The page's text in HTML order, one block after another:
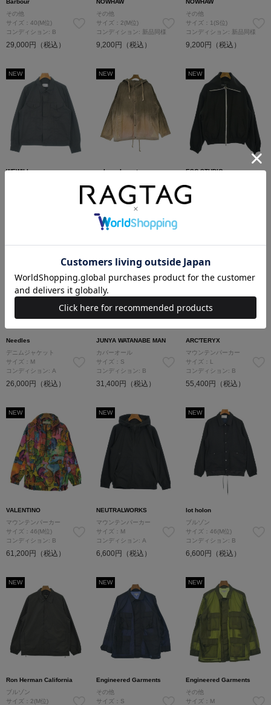
Barbour
その他
サイズ：40(M位)
コンディション: B
29,000円（税込）
NOWHAW
その他
サイズ：2(M位)
コンディション: 新品同様
9,200円（税込）
NOWHAW
その他
サイズ：1(S位)
コンディション: 新品同様
9,200円（税込）
NEW
WEWILL
NEW
yoko sakamoto
サイズ：L
コンディション: B
26,000円（税込）
NEW
ESC STUDIO
コンディション: B
Needles
デニムジャケット
サイズ：M
コンディション: A
26,000円（税込）
JUNYA WATANABE MAN
カバーオール
サイズ：S
コンディション: B
31,400円（税込）
ARC'TERYX
マウンテンパーカー
サイズ：L
コンディション: B
55,400円（税込）
NEW
VALENTINO
マウンテンパーカー
サイズ：46(M位)
コンディション: B
61,200円（税込）
NEW
NEUTRALWORKS
マウンテンパーカー
サイズ：M
コンディション: A
6,600円（税込）
NEW
lot holon
ブルゾン
サイズ：46(M位)
コンディション: B
6,600円（税込）
NEW
Ron Herman California
ブルゾン
サイズ：2(M位)
NEW
Engineered Garments
その他
サイズ：S
NEW
Engineered Garments
その他
サイズ：M